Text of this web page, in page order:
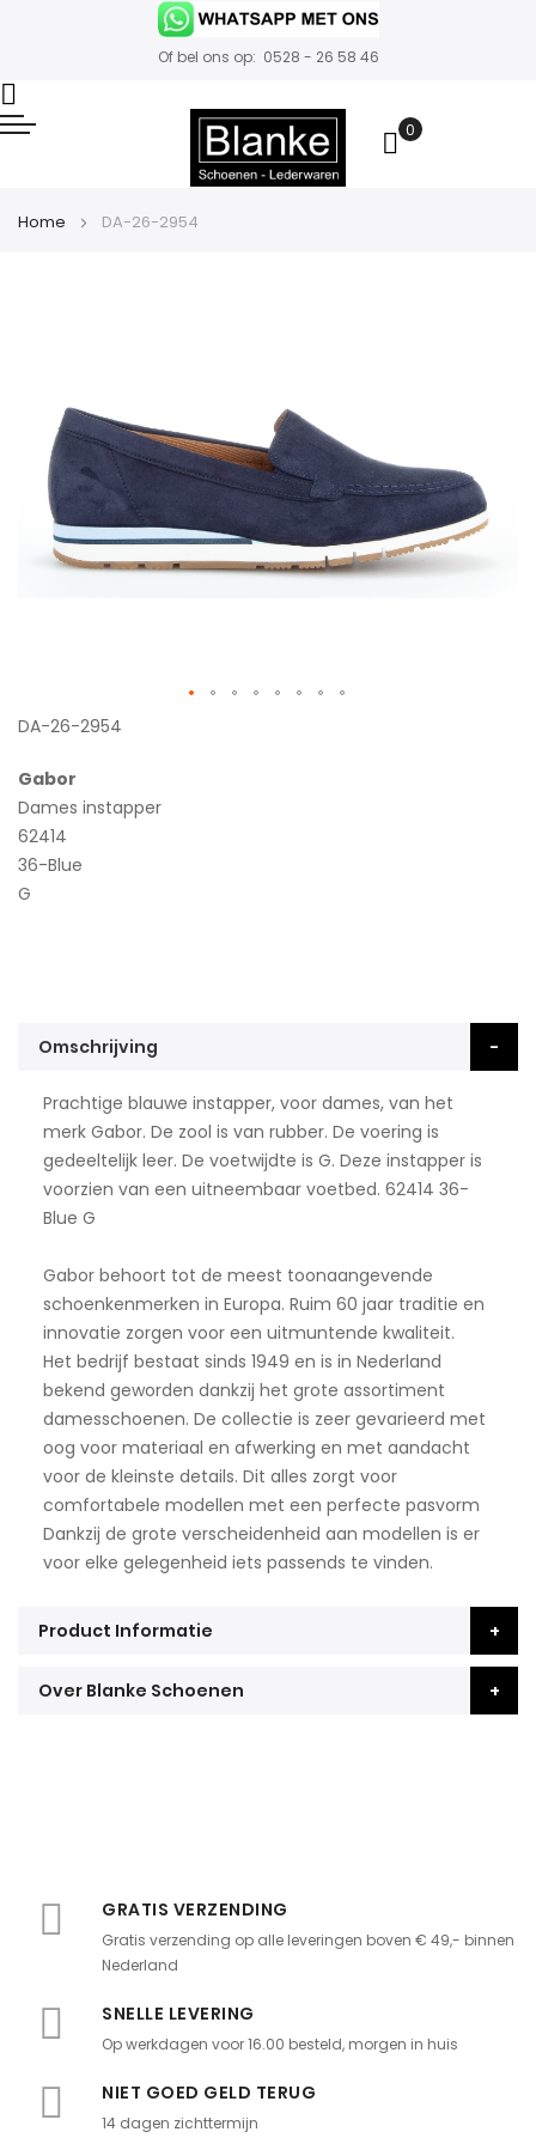
Of bel ons op: 0528 - 26 58 46
0
Home DA-26-2954
afbeeldingen-
gallerij
Ga
het
begin
van
de
afbeeldingen-
DA-26-2954
Gabor
Dames instapper
62414
36-Blue
G
Omschrijving
Prachtige blauwe instapper, voor dames, van het
merk Gabor. De zool is van rubber. De voering is
gedeeltelijk leer. De voetwijdte is G. Deze instapper is
voorzien van een uitneembaar voetbed. 62414 36-
Blue G
Gabor behoort tot de meest toonaangevende
schoenkenmerken in Europa. Ruim 60 jaar traditie en
innovatie zorgen voor een uitmuntende kwaliteit.
Het bedrijf bestaat sinds 1949 en is in Nederland
bekend geworden dankzij het grote assortiment
damesschoenen. De collectie is zeer gevarieerd met
oog voor materiaal en afwerking en met aandacht
voor de kleinste details. Dit alles zorgt voor
comfortabele modellen met een perfecte pasvorm
Dankzij de grote verscheidenheid aan modellen is er
voor elke gelegenheid iets passends te vinden.
Product Informatie
Over Blanke Schoenen
GRATIS VERZENDING
Gratis verzending op alle leveringen boven € 49,- binnen
Nederland
SNELLE LEVERING
Op werkdagen voor 16.00 besteld, morgen in huis
NIET GOED GELD TERUG
14 dagen zichttermijn